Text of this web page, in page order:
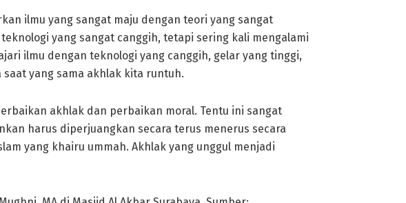
ilmu yang sangat maju dengan teori yang sangat
yang sangat canggih, tetapi sering kali mengalami
ilmu dengan teknologi yang canggih, gelar yang tinggi,
yang sama akhlak kita runtuh.
akhlak dan perbaikan moral. Tentu ini sangat
harus diperjuangkan secara terus menerus secara
yang khairu ummah. Akhlak yang unggul menjadi